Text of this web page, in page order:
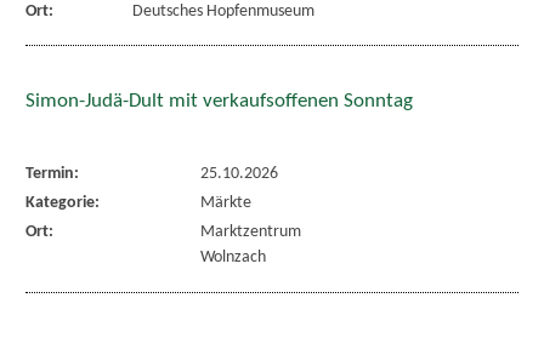
Ort:
Deutsches Hopfenmuseum
Simon-Judä-Dult mit verkaufsoffenen Sonntag
Termin:
25.10.2026
Kategorie:
Märkte
Ort:
Marktzentrum
Wolnzach